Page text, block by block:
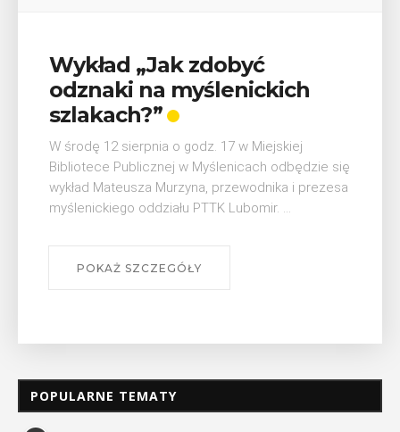
V Turniej Myślimira.
Mieszczanie i rzemieślnicy
W ostatni weekend wakacji, czyli 29-30 sierpnia w
Myślenicach odbędzie się piąta edycja Turnieju
Myślimira. Wydarzenie organizowane przez
Muzeum Niepodległości w Myślenicach odbędzie
się na ...
POKAŻ SZCZEGÓŁY
POPULARNE TEMATY